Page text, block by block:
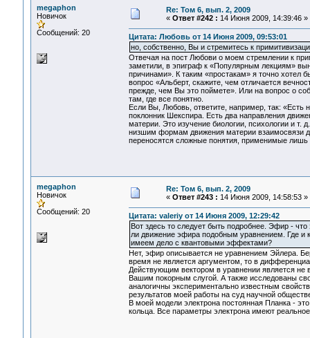
megaphon
Новичок
Сообщений: 20
Re: Том 6, вып. 2, 2009
« Ответ #242 : 14 Июня 2009, 14:39:46 »
Цитата: Любовь от 14 Июня 2009, 09:53:01
но, собственно, Вы и стремитесь к
Отвечая на пост Любови о моем стремлении к
заметили, в эпиграф к «Популярным лекциям»
причинами». К таким «простакам» я точно
вопрос «Альберт, скажите, чем отличается
прежде, чем Вы это поймете». Или на вопрос о
там, где все понятно.
Если Вы, Любовь, ответите, например, так:
поклонник Шекспира. Есть два направления
материи. Это изучение биологии, психологии и
низшим формам движения материи взаимосвязи
переносятся сложные понятия, применимые
megaphon
Новичок
Сообщений: 20
Re: Том 6, вып. 2, 2009
« Ответ #243 : 14 Июня 2009, 14:58:53 »
Цитата: valeriy от 14 Июня 2009, 12:29:42
Вот здесь то следует быть подробнее. Эфир -
ли движение эфира подобным уравнением. Где и
имеем дело с квантовыми эффектами?
Нет, эфир описывается не уравнением Эйлера.
время не является аргументом, то в
Действующим вектором в уравнении является не
Вашим покорным слугой. А также исследованы
аналогичны экспериментально известным
результатов моей работы на суд научной
В моей модели электрона постоянная Планка -
кольца. Все параметры электрона имеют